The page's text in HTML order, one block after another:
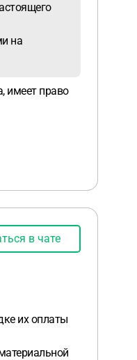
на
имеет право
в чате
их оплаты